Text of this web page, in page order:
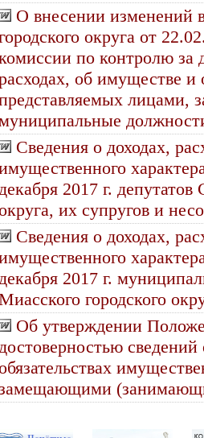
О внесении изменений
округа от
по контролю за
об имуществе и
Сведения о доходах,
декабря 2017 г.
их супругов и
Сведения о доходах,
декабря 2017 г.
городского
Об утверждении
достоверностью